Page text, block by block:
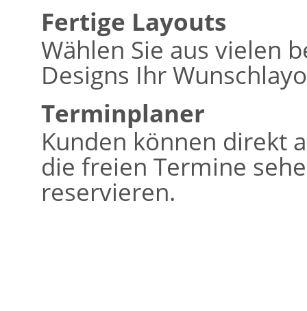
Fertige Layouts
Wählen Sie aus vielen
Designs Ihr
Terminplaner
Kunden können direkt
die freien Termine
reservieren.